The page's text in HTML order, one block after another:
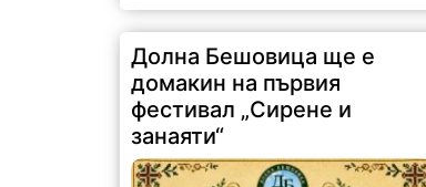
Долна Бешовица ще е
домакин на първия
фестивал „Сирене и
занаяти“